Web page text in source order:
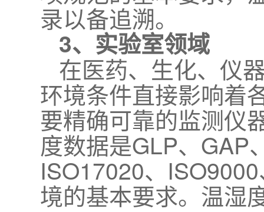
录以备追溯。
3、实验室领域
在医药、生化、仪
环境条件直接影响着
要精确可靠的监测仪
度数据是GLP、GAP
ISO17020、
境的基本要求。温湿